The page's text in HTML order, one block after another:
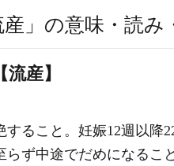
産」の意味・読み
産】
すること。妊娠12週以降
らず中途でだめになるこ